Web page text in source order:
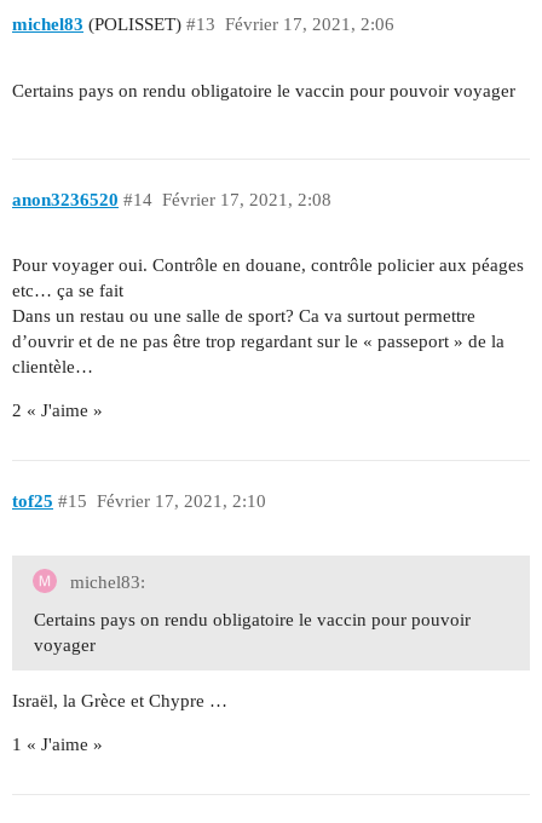
michel83 (POLISSET) Février 17, 2021, 2:06
#13
Certains pays on rendu obligatoire le vaccin pour pouvoir voyager
anon3236520 Février 17, 2021, 2:08
#14
Pour voyager oui. Contrôle en douane, contrôle policier aux péages
etc… ça se fait
Dans un restau ou une salle de sport? Ca va surtout permettre
d’ouvrir et de ne pas être trop regardant sur le « passeport » de la
clientèle…
2 « J'aime »
tof25 Février 17, 2021, 2:10
#15
michel83:
Certains pays on rendu obligatoire le vaccin pour pouvoir
voyager
Israël, la Grèce et Chypre …
1 « J'aime »